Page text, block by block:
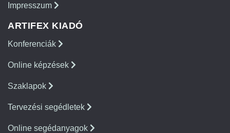
Impresszum
ARTIFEX KIADÓ
Konferenciák
Online képzések
Szaklapok
Tervezési segédletek
Online segédanyagok